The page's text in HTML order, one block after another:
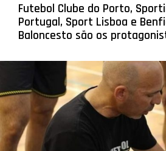
Futebol Clube do Porto,
Portugal, Sport Lisboa e
Baloncesto são os